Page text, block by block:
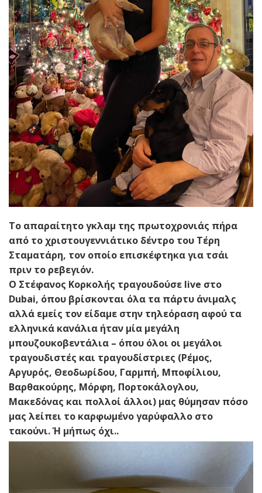
Το απαραίτητο γκλαμ της πρωτοχρονιάς πήρα
από το χριστουγεννιάτικο δέντρο του Τέρη
Σταματάρη, τον οποίο επισκέφτηκα για τσάι
πριν το ρεβεγιόν.
Ο Στέφανος Κορκολής τραγουδούσε live στο
Dubai, όπου βρίσκονται όλα τα πάρτυ άνιμαλς
αλλά εμείς τον είδαμε στην τηλεόραση αφού τα
ελληνικά κανάλια ήταν μία μεγάλη
μπουζουκοβεντάλια – όπου όλοι οι μεγάλοι
τραγουδιστές και τραγουδίστριες (Ρέμος,
Αργυρός, Θεοδωρίδου, Γαρμπή, Μποφίλιου,
Βαρθακούρης, Μόρφη, Πορτοκάλογλου,
Μακεδόνας και πολλοί άλλοι) μας θύμησαν πόσο
μας λείπει το καρφωμένο γαρύφαλλο στο
τακούνι. Ή μήπως όχι..